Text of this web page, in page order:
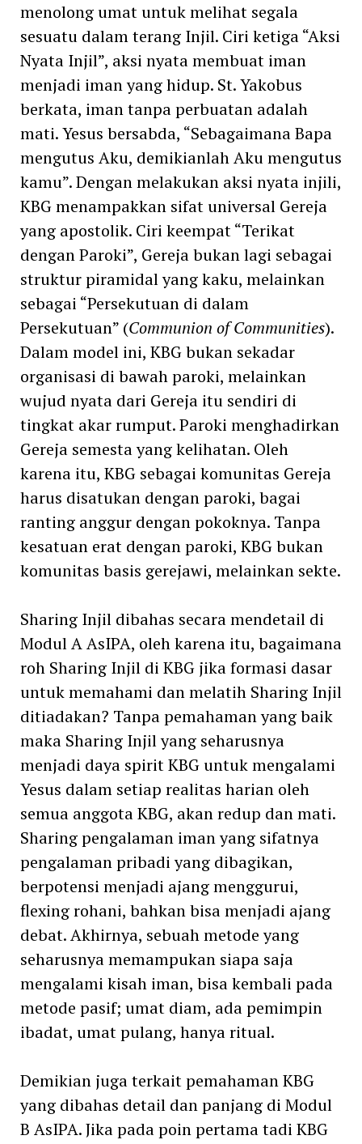
menolong umat untuk melihat segala
sesuatu dalam terang Injil. Ciri ketiga “Aksi
Nyata Injil”, aksi nyata membuat iman
menjadi iman yang hidup. St. Yakobus
berkata, iman tanpa perbuatan adalah
mati. Yesus bersabda, “Sebagaimana Bapa
mengutus Aku, demikianlah Aku mengutus
kamu”. Dengan melakukan aksi nyata injili,
KBG menampakkan sifat universal Gereja
yang apostolik. Ciri keempat “Terikat
dengan Paroki”, Gereja bukan lagi sebagai
struktur piramidal yang kaku, melainkan
sebagai “Persekutuan di dalam
Persekutuan” (Communion of Communities).
Dalam model ini, KBG bukan sekadar
organisasi di bawah paroki, melainkan
wujud nyata dari Gereja itu sendiri di
tingkat akar rumput. Paroki menghadirkan
Gereja semesta yang kelihatan. Oleh
karena itu, KBG sebagai komunitas Gereja
harus disatukan dengan paroki, bagai
ranting anggur dengan pokoknya. Tanpa
kesatuan erat dengan paroki, KBG bukan
komunitas basis gerejawi, melainkan sekte.
Sharing Injil dibahas secara mendetail di
Modul A AsIPA, oleh karena itu, bagaimana
roh Sharing Injil di KBG jika formasi dasar
untuk memahami dan melatih Sharing Injil
ditiadakan? Tanpa pemahaman yang baik
maka Sharing Injil yang seharusnya
menjadi daya spirit KBG untuk mengalami
Yesus dalam setiap realitas harian oleh
semua anggota KBG, akan redup dan mati.
Sharing pengalaman iman yang sifatnya
pengalaman pribadi yang dibagikan,
berpotensi menjadi ajang menggurui,
flexing rohani, bahkan bisa menjadi ajang
debat. Akhirnya, sebuah metode yang
seharusnya memampukan siapa saja
mengalami kisah iman, bisa kembali pada
metode pasif; umat diam, ada pemimpin
ibadat, umat pulang, hanya ritual.
Demikian juga terkait pemahaman KBG
yang dibahas detail dan panjang di Modul
B AsIPA. Jika pada poin pertama tadi KBG